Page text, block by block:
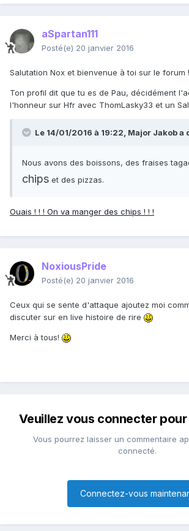
aSpartan111
Posté(e) 20 janvier 2016
Salutation Nox et bienvenue à toi sur le forum !
Ton profil dit que tu es de Pau, décidément
l'honneur sur Hfr avec ThomLasky33 et un
Le 14/01/2016 à 19:22, Major Jakoba
Nous avons des boissons, des fraises
chips et des pizzas.
Ouais ! ! ! On va manger des chips ! ! !
NoxiousPride
Posté(e) 20 janvier 2016
Ceux qui se sente d'attaque ajoutez moi
discuter sur en live histoire de rire
Merci à tous!
Veuillez vous connecter
Vous pourrez laisser un commentaire
connecté.
Connectez-vous